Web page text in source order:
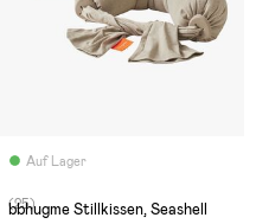
Auf Lager
(25)
bbhugme Stillkissen, Seashell